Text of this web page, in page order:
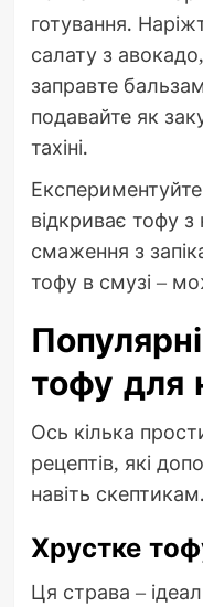
готування.
салату з
заправте
подавайте як
тахіні.
відкриває тофу
смаження з
тофу в смузі –
тофу для
Ось кілька
рецептів, які
навіть скептикам.
Хрустке
Ця страва –